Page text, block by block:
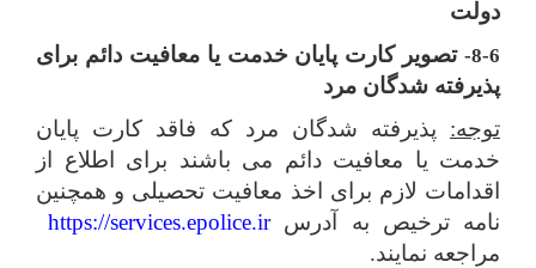
دولت
8-6- تصویر کارت پایان خدمت یا معافیت دائم برای
پذیرفته شدگان مرد
توجه: پذیرفته شدگان مرد که فاقد کارت پایان
خدمت یا معافیت دائم می باشند برای اطلاع از
اقدامات لازم برای اخذ معافیت تحصیلی و همچنین
نامه ترخیص به آدرسhttps://services.epolice.ir
مراجعه نمایند.